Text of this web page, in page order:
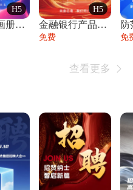
H5
企业宣传画册公司简介产品介绍业务宣传手册
H5
金融银行产品宣传手册企业宣传产品介绍
免费
防
免
查看更多 